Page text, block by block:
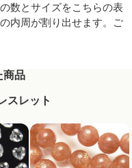
数とサイズをこちらの表
内周が割り出せます。ご
商品
スレット